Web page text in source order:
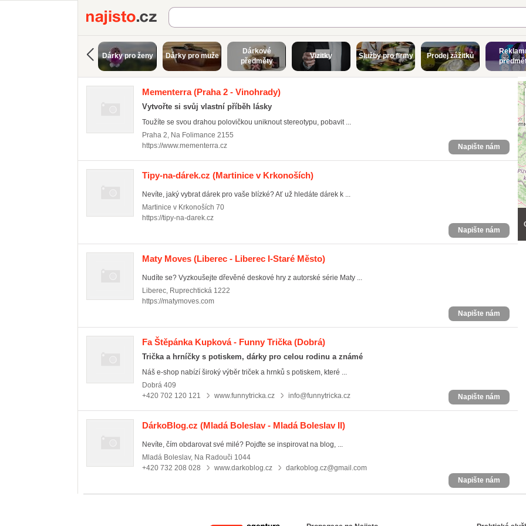
Najisto.cz
Dárky pro ženy Dárky pro muže
Dárkové
předměty
Vizitky Služby pro firmy Prodej zážitků
Mementerra(Praha 2 - Vinohrady)
Vytvořte si svůj vlastní příběh lásky
Toužíte se svou drahou polovičkou uniknout stereotypu, pobavit ...
Praha 2, Na Folimance 2155
https://www.mementerra.cz
Napište nám
Tipy-na-dárek.cz (Martinice v Krkonoších)
Nevíte, jaký vybrat dárek pro vaše blízké? Ať už hledáte dárek k ...
Martinice v Krkonoších 70
https://tipy-na-darek.cz
Napište nám
Maty Moves (Liberec - Liberec I-Staré Město)
Nudíte se? Vyzkoušejte dřevěné deskové hry z autorské série Maty ...
Liberec, Ruprechtická 1222
https://matymoves.com
Napište nám
Fa Štěpánka Kupková - Funny Trička(Dobrá)
Trička a hrníčky s potiskem, dárky pro celou rodinu a známé
Náš e-shop nabízí široký výběr triček a hrnků s potiskem, které ...
Dobrá 409
+420 702 120 121
www.funnytricka.cz info@funnytricka.cz Napište nám
DárkoBlog.cz (Mladá Boleslav - Mladá Boleslav II)
Nevíte, čím obdarovat své milé? Pojďte se inspirovat na blog, ...
Mladá Boleslav, Na Radouči 1044
+420 732 208 028
www.darkoblog.cz
darkoblog.cz@gmail.com
Napište nám